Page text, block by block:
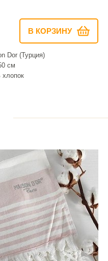
В КОРЗИНУ
Dor (Турция)
см
хлопок